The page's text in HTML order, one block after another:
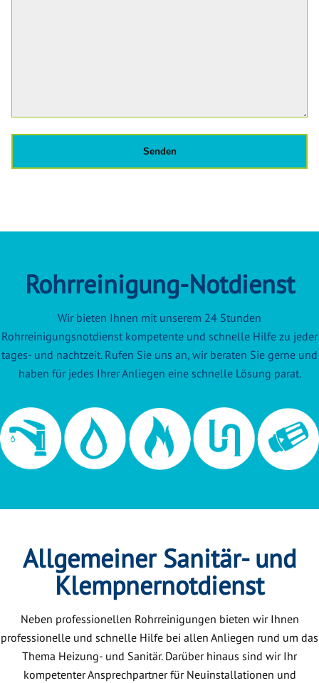
Rohrreinigung-Notdienst
Wir bieten Ihnen mit unserem 24 Stunden
Rohrreinigungsnotdienst kompetente und schnelle Hilfe zu jeder
tages- und nachtzeit. Rufen Sie uns an, wir beraten Sie gerne und
haben für jedes Ihrer Anliegen eine schnelle Lösung parat.
Allgemeiner Sanitär- und
Klempnernotdienst
Neben professionellen Rohrreinigungen bieten wir Ihnen
professionelle und schnelle Hilfe bei allen Anliegen rund um das
Thema Heizung- und Sanitär. Darüber hinaus sind wir Ihr
kompetenter Ansprechpartner für Neuinstallationen und